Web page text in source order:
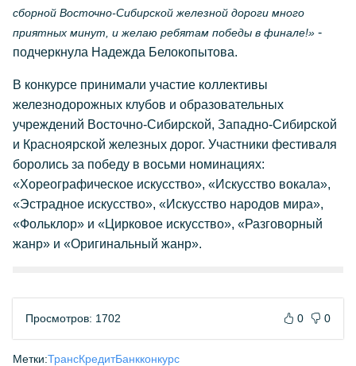
сборной Восточно-Сибирской железной дороги много
приятных минут, и желаю ребятам победы в финале!» -
подчеркнула Надежда Белокопытова.
В конкурсе принимали участие коллективы
железнодорожных клубов и образовательных
учреждений Восточно-Сибирской, Западно-Сибирской
и Красноярской железных дорог. Участники фестиваля
боролись за победу в восьми номинациях:
«Хореографическое искусство», «Искусство вокала»,
«Эстрадное искусство», «Искусство народов мира»,
«Фольклор» и «Цирковое искусство», «Разговорный
жанр» и «Оригинальный жанр».
Просмотров: 1702 0 0
Метки:ТрансКредитБанкконкурс